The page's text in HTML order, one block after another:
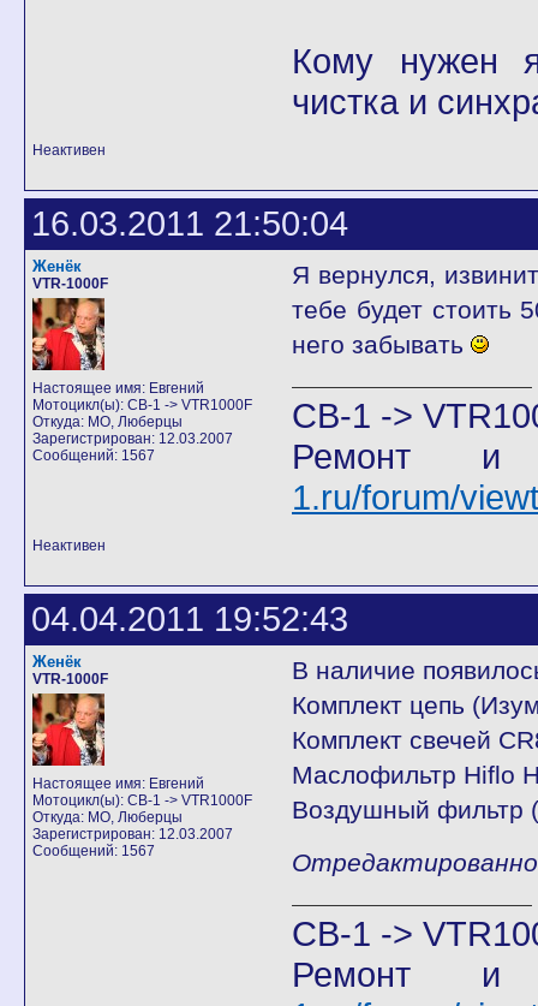
Кому нужен
чистка и
Неактивен
16.03.2011 21:50:04
Женёк
VTR-1000F
Настоящее имя: Евгений
Мотоцикл(ы): CB-1 -> VTR1000F
Откуда: МО, Люберцы
Зарегистрирован: 12.03.2007
Сообщений: 1567
Я вернулся,
тебе будет стоить
него забывать
CB-1 ->
Ремонт и
1.ru/forum/
Неактивен
04.04.2011 19:52:43
Женёк
VTR-1000F
Настоящее имя: Евгений
Мотоцикл(ы): CB-1 -> VTR1000F
Откуда: МО, Люберцы
Зарегистрирован: 12.03.2007
Сообщений: 1567
В наличие
Комплект цепь
Комплект свечей
Маслофильтр Hiflo
Воздушный фильтр
CB-1 ->
Ремонт и